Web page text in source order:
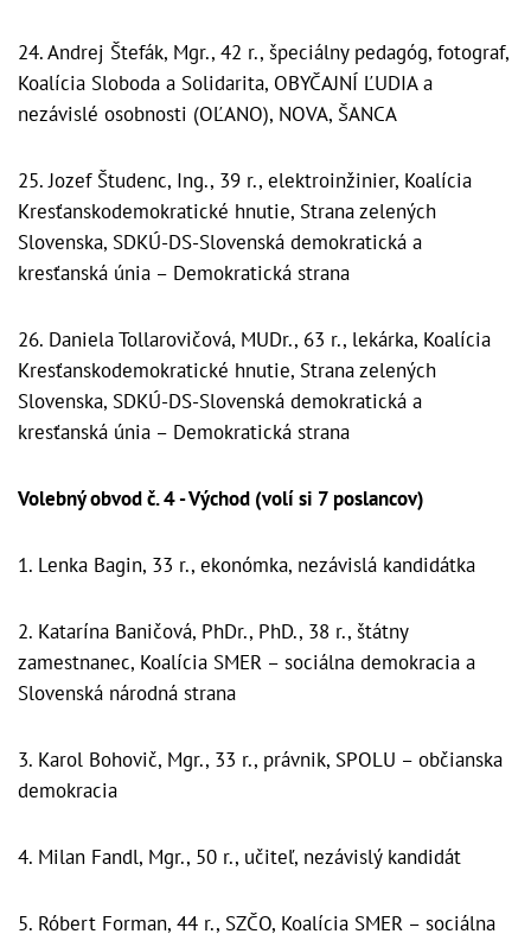
24. Andrej Štefák, Mgr., 42 r., špeciálny pedagóg, fotograf,
Koalícia Sloboda a Solidarita, OBYČAJNÍ ĽUDIA a
nezávislé osobnosti (OĽANO), NOVA, ŠANCA
25. Jozef Študenc, Ing., 39 r., elektroinžinier, Koalícia
Kresťanskodemokratické hnutie, Strana zelených
Slovenska, SDKÚ-DS-Slovenská demokratická a
kresťanská únia – Demokratická strana
26. Daniela Tollarovičová, MUDr., 63 r., lekárka, Koalícia
Kresťanskodemokratické hnutie, Strana zelených
Slovenska, SDKÚ-DS-Slovenská demokratická a
kresťanská únia – Demokratická strana
Volebný obvod č. 4 - Východ (volí si 7 poslancov)
1. Lenka Bagin, 33 r., ekonómka, nezávislá kandidátka
2. Katarína Baničová, PhDr., PhD., 38 r., štátny
zamestnanec, Koalícia SMER – sociálna demokracia a
Slovenská národná strana
3. Karol Bohovič, Mgr., 33 r., právnik, SPOLU – občianska
demokracia
4. Milan Fandl, Mgr., 50 r., učiteľ, nezávislý kandidát
5. Róbert Forman, 44 r., SZČO, Koalícia SMER – sociálna